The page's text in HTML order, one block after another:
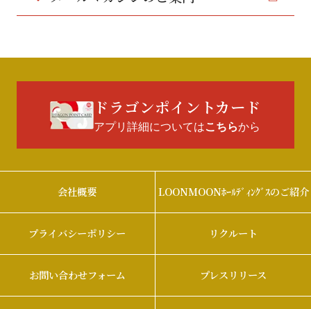
ドラゴンポイントカード
アプリ詳細についてはこちらから
会社概要 LOONMOONﾎｰﾙﾃﾞｨﾝｸﾞｽのご紹介
プライバシーポリシー リクルート
お問い合わせフォーム プレスリリース